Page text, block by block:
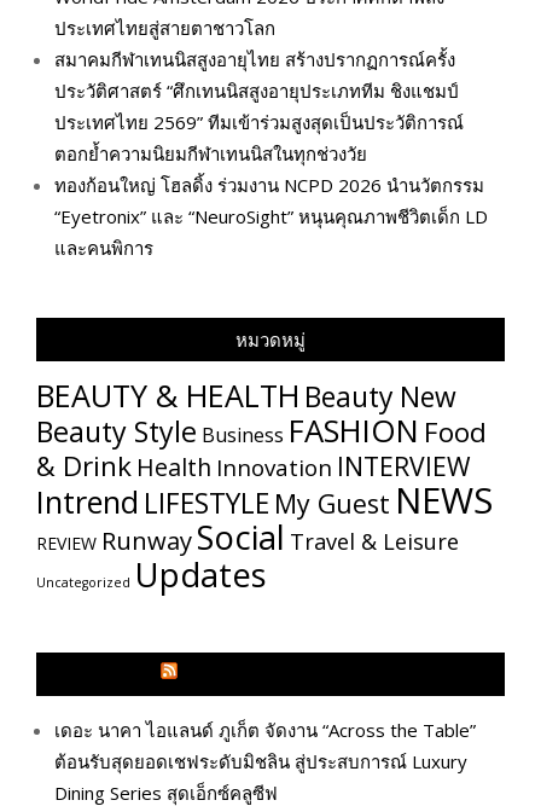
ประเทศไทยสู่สายตาชาวโลก
สมาคมกีฬาเทนนิสสูงอายุไทย สร้างปรากฏการณ์ครั้ง
ประวัติศาสตร์ “ศึกเทนนิสสูงอายุประเภททีม ชิงแชมป์
ประเทศไทย 2569” ทีมเข้าร่วมสูงสุดเป็นประวัติการณ์
ตอกย้ำความนิยมกีฬาเทนนิสในทุกช่วงวัย
ทองก้อนใหญ่ โฮลดิ้ง ร่วมงาน NCPD 2026 นำนวัตกรรม
“Eyetronix” และ “NeuroSight” หนุนคุณภาพชีวิตเด็ก LD
และคนพิการ
หมวดหมู่
BEAUTY & HEALTH Beauty New
Beauty Style Business FASHION Food
& Drink Health Innovation INTERVIEW
Intrend LIFESTYLE My​ Guest NEWS
REVIEW RunwaySocial Travel & Leisure
Uncategorized Updates
เดอะ นาคา ไอแลนด์ ภูเก็ต จัดงาน “Across the Table”
ต้อนรับสุดยอดเชฟระดับมิชลิน สู่ประสบการณ์ Luxury
Dining Series สุดเอ็กซ์คลูซีฟ